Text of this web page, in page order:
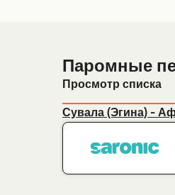
Паромные
Просмотр списка
Сувала (Эгина) -